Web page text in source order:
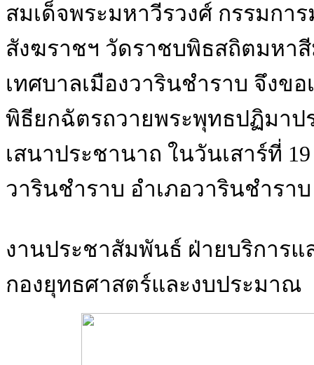
สมเด็จพระมหาวีรวงศ์ กรรมกา
สังฆราชฯ วัดราชบพิธสถิตมหา
เทศบาลเมืองวารินชำราบ จึง
พิธียกฉัตรถวายพระพุทธปฏิมาป
เสนาประชานาถ ในวันเสาร์ที่
วารินชำราบ อำเภอวารินชำร
งานประชาสัมพันธ์ ฝ่ายบริการแ
กองยุทธศาสตร์และงบประมาณ